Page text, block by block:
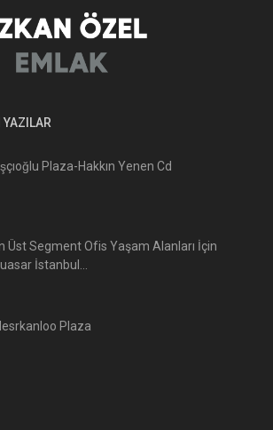
YAZILAR
Plaza-Hakkın Yenen Cd
Üst Segment Ofis Yaşam Alanları İçin
İstanbul...
Plaza